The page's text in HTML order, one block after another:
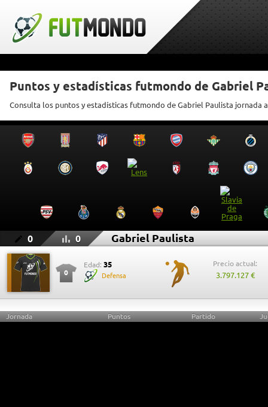
Puntos y estadísticas futmondo de Gabriel
Consulta los puntos y estadísticas futmondo de Gabriel Paulista jornada
0 0 Gabriel Paulista
0
Edad: 35
Defensa
Precio actual:
3.797.127 €
Jornada Puntos Partido